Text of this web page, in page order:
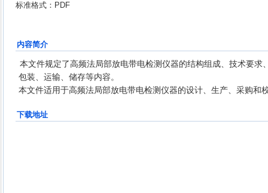
电力科学研究院、广东电网有限责任公司电
华大学、北京圣泰实时电气技术有限公司、
保定天威新域科技发展有限公司
标准格式：PDF
内容简介
本文件规定了高频法局部放电带电检测仪器的结构组成、技术要求
包装、运输、储存等内容。
本文件适用于高频法局部放电带电检测仪器的设计、生产、采购和
下载地址